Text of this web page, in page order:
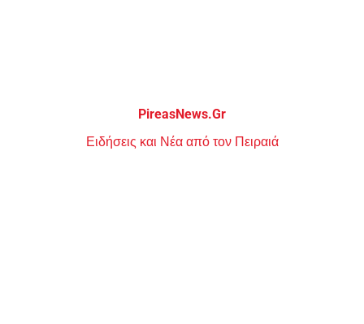
PireasNews.Gr
Ειδήσεις και Νέα από τον Πειραιά